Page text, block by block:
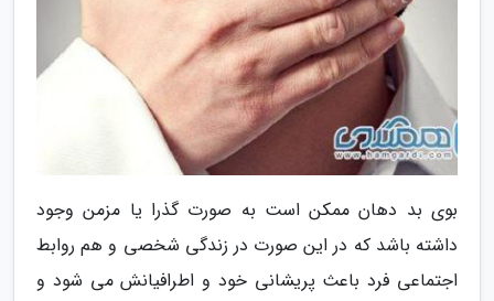
بوی بد دهان ممکن است به صورت گذرا یا مزمن وجود
داشته باشد که در این صورت در زندگی شخصی و هم روابط
اجتماعی فرد باعث پریشانی خود و اطرافیانش می شود و